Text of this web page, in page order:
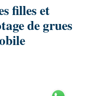
filles et
de grues